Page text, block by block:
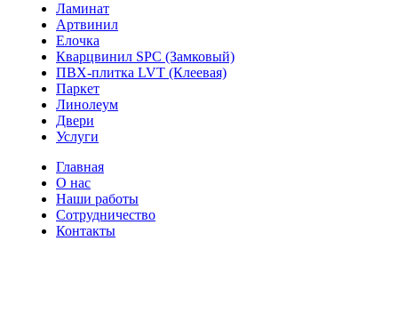
Ламинат
Артвинил
Елочка
Кварцвинил SPC (Замковый)
ПВХ-плитка LVT (Клеевая)
Паркет
Линолеум
Двери
Услуги
Главная
О нас
Наши работы
Сотрудничество
Контакты